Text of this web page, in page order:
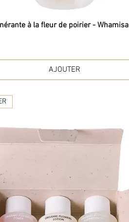
à la fleur de poirier - Whamisa
AJOUTER